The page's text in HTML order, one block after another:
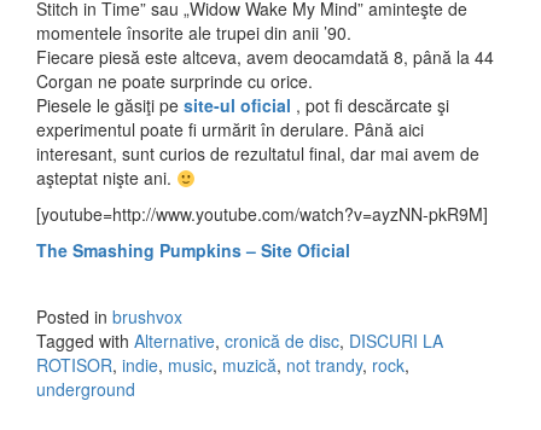
Stitch in Time” sau „Widow Wake My Mind” aminteşte de
momentele însorite ale trupei din anii ’90.
Fiecare piesă este altceva, avem deocamdată 8, până la 44
Corgan ne poate surprinde cu orice.
Piesele le găsiţi pe site-ul oficial , pot fi descărcate şi
experimentul poate fi urmărit în derulare. Până aici
interesant, sunt curios de rezultatul final, dar mai avem de
aşteptat nişte ani.
[youtube=http://www.youtube.com/watch?v=ayzNN-pkR9M]
The Smashing Pumpkins – Site Oficial
Posted in brushvox
Tagged with Alternative, cronică de disc, DISCURI LA
ROTISOR, indie, music, muzică, not trandy, rock,
underground